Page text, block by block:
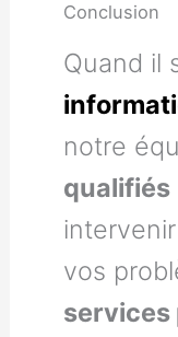
Conclusion
Quand il
notre
qualifiés
vos
services